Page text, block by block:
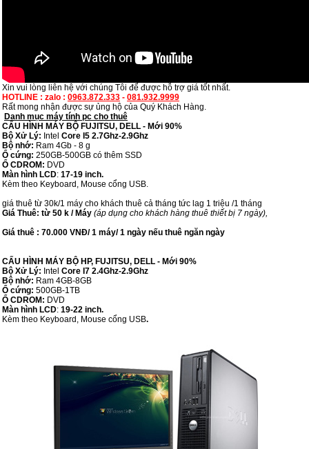
Xin vui lòng liên hệ với chúng Tôi để được hỗ trợ giá tốt nhất.
HOTLINE : zalo : 0963.872.333 - 081.932.9999
Rất mong nhận được sự ủng hộ của Quý Khách Hàng.
Danh mục máy tính pc cho thuê
CẤU HÌNH MÁY BỘ FUJITSU, DELL - Mới 90%
Bộ Xử Lý: Intel Core I5 2.7Ghz-2.9Ghz
Bộ nhớ: Ram 4Gb - 8 g
Ổ cứng: 250GB-500GB có thêm SSD
Ổ CDROM: DVD
Màn hình LCD: 17-19 inch.
Kèm theo Keyboard, Mouse cổng USB.
giá thuê từ 30k/1 máy cho khách thuê cả tháng tức lag 1 triệu /1 tháng
Giá Thuê: từ 50 k / Máy (áp dụng cho khách hàng thuê thiết bị 7 ngày),
Giá thuê : 70.000 VNĐ/ 1 máy/ 1 ngày nếu thuê ngăn ngày
CẤU HÌNH MÁY BỘ HP, FUJITSU, DELL - Mới 90%
Bộ Xử Lý: Intel Core I7 2.4Ghz-2.9Ghz
Bộ nhớ: Ram 4GB-8GB
Ổ cứng: 500GB-1TB
Ổ CDROM: DVD
Màn hình LCD: 19-22 inch.
Kèm theo Keyboard, Mouse cổng USB.